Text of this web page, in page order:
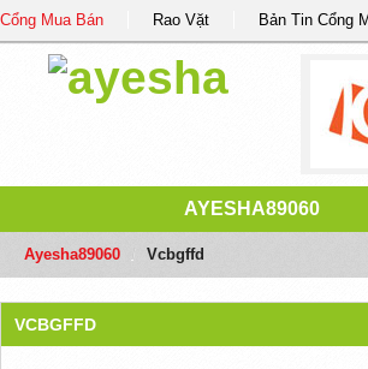
Cổng Mua Bán Rao Vặt Bản Tin Cổng
AYESHA89060
Ayesha89060 Vcbgffd
VCBGFFD